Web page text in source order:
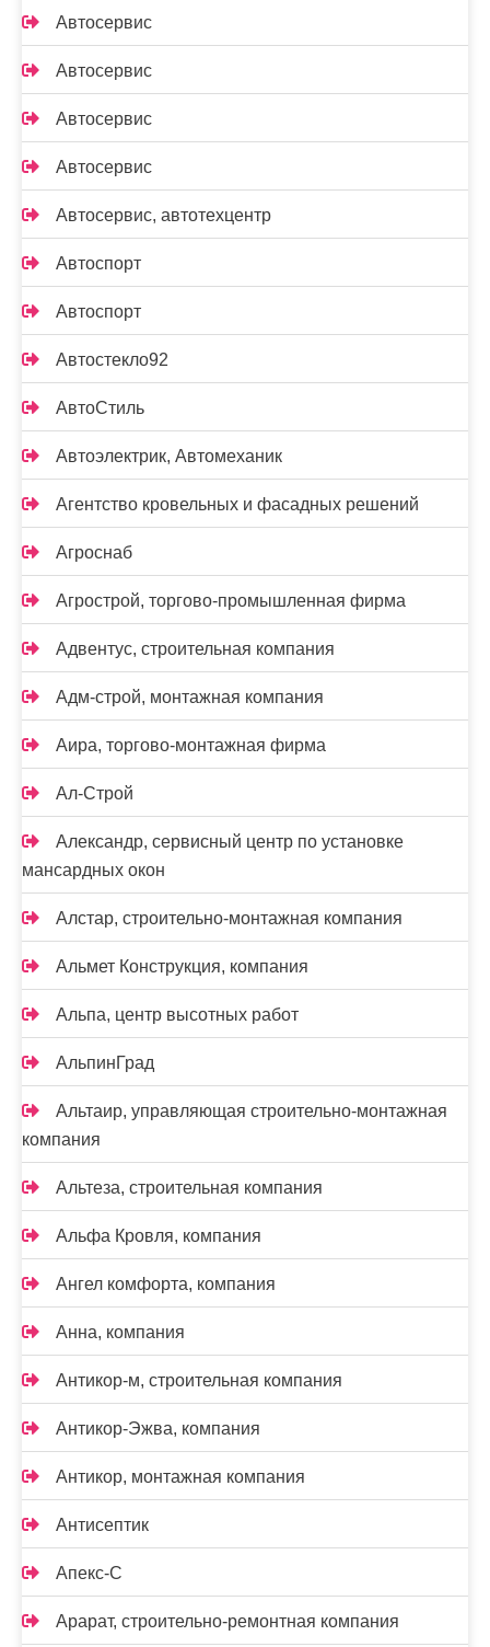
Автосервис
Автосервис
Автосервис
Автосервис
Автосервис, автотехцентр
Автоспорт
Автоспорт
Автостекло92
АвтоСтиль
Автоэлектрик, Автомеханик
Агентство кровельных и фасадных решений
Агроснаб
Агрострой, торгово-промышленная фирма
Адвентус, строительная компания
Адм-строй, монтажная компания
Аира, торгово-монтажная фирма
Ал-Строй
Александр, сервисный центр по установке
мансардных окон
Алстар, строительно-монтажная компания
Альмет Конструкция, компания
Альпа, центр высотных работ
АльпинГрад
Альтаир, управляющая строительно-монтажная
компания
Альтеза, строительная компания
Альфа Кровля, компания
Ангел комфорта, компания
Анна, компания
Антикор-м, строительная компания
Антикор-Эжва, компания
Антикор, монтажная компания
Антисептик
Апекс-С
Арарат, строительно-ремонтная компания